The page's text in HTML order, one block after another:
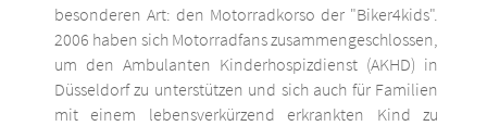
besonderen Art: den Motorradkorso der "Biker4kids".
2006 haben sich Motorradfans zusammengeschlossen,
um den Ambulanten Kinderhospizdienst (AKHD) in
Düsseldorf zu unterstützen und sich auch für Familien
mit einem lebensverkürzend erkrankten Kind zu